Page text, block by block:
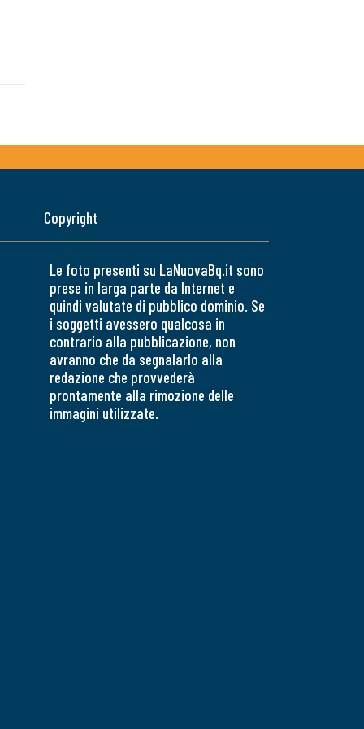
Copyright
Le foto presenti su LaNuovaBq.it sono
prese in larga parte da Internet e
quindi valutate di pubblico dominio. Se
i soggetti avessero qualcosa in
contrario alla pubblicazione, non
avranno che da segnalarlo alla
redazione che provvederà
prontamente alla rimozione delle
immagini utilizzate.